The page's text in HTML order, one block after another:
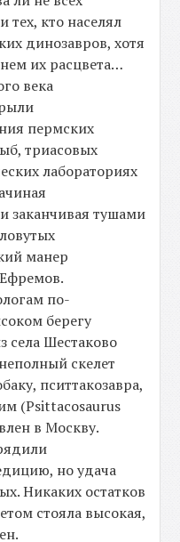
тех, кто населял
динозавров, хотя
их расцвета…
века
пермских
триасовых
лабораториях
заканчивая тушами
манер
по-
берегу
села Шестаково
скелет
пситтакозавра,
(Psittacosaurus
в Москву.
но удача
Никаких остатков
стояла высокая,